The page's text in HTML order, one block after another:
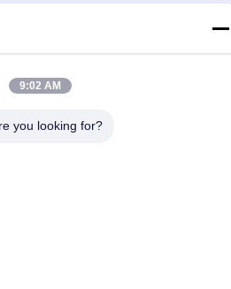
шлифовальный станок
9:02 AM
you looking for?